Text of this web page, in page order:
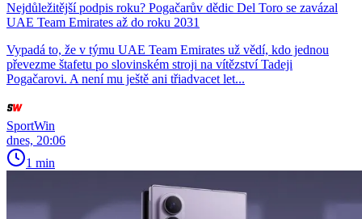
Nejdůležitější podpis roku? Pogačarův dědic Del Toro se zavázal
UAE Team Emirates až do roku 2031
Vypadá to, že v týmu UAE Team Emirates už vědí, kdo jednou
převezme štafetu po slovinském stroji na vítězství Tadeji
Pogačarovi. A není mu ještě ani třiadvacet let...
SportWin
dnes, 20:06
1 min